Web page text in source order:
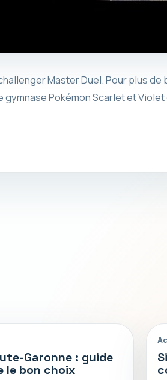
Master Duel. Pour plus
Pokémon Scarlet et
Garonne : guide
le bon choix